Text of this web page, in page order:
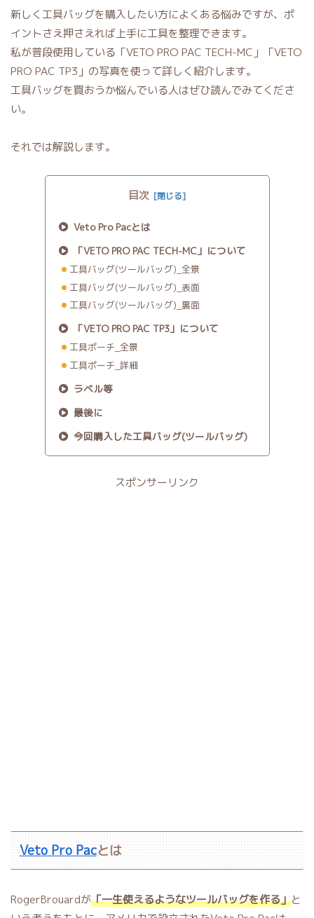
新しく工具バッグを購入したい方によくある悩みですが、ポ
イントさえ押さえれば上手に工具を整理できます。
私が普段使用している「VETO PRO PAC TECH-MC」「VETO
PRO PAC TP3」の写真を使って詳しく紹介します。
工具バッグを買おうか悩んでいる人はぜひ読んでみてくださ
い。
それでは解説します。
目次
Veto Pro Pacとは
「VETO PRO PAC TECH-MC」について
工具バッグ(ツールバッグ)_全景
工具バッグ(ツールバッグ)_表面
工具バッグ(ツールバッグ)_裏面
「VETO PRO PAC TP3」について
工具ポーチ_全景
工具ポーチ_詳細
ラベル等
最後に
今回購入した工具バッグ(ツールバッグ)
スポンサーリンク
Veto Pro Pacとは
RogerBrouardが「一生使えるようなツールバッグを作る」と